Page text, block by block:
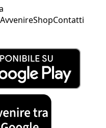
ShopContatti